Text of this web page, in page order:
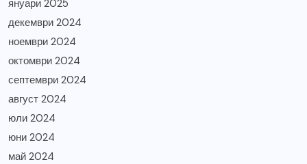
януари 2025
декември 2024
ноември 2024
октомври 2024
септември 2024
август 2024
юли 2024
юни 2024
май 2024